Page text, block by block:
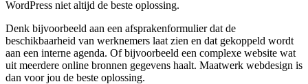
WordPress niet altijd de beste oplossing.
Denk bijvoorbeeld aan een afsprakenformulier dat de
beschikbaarheid van werknemers laat zien en dat gekoppeld wordt
aan een interne agenda. Of bijvoorbeeld een complexe website wat
uit meerdere online bronnen gegevens haalt. Maatwerk webdesign is
dan voor jou de beste oplossing.